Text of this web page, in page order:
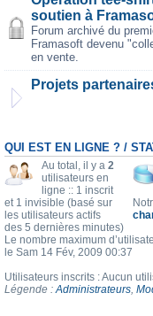
soutien à
Forum archivé du
Framasoft devenu
en vente.
Projets
QUI EST EN LIGNE ? /
Au total, il y a 2
utilisateurs en
ligne :: 1 inscrit
et 1 invisible (basé sur
les utilisateurs actifs
des 5 dernières minutes)
Le nombre maximum
le Sam 14 Fév, 2009 00:37
Utilisateurs inscrits : Aucun
Légende :Administrateurs,